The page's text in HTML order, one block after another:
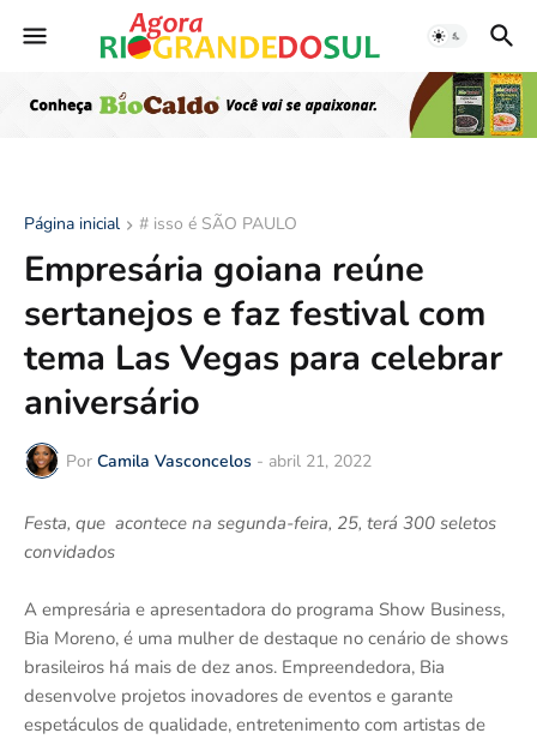
Página inicial # isso é SÃO PAULO
Empresária goiana reúne
sertanejos e faz festival com
tema Las Vegas para celebrar
aniversário
Por Camila Vasconcelos - abril 21, 2022
Festa, que acontece na segunda-feira, 25, terá 300 seletos
convidados
A empresária e apresentadora do programa Show Business,
Bia Moreno, é uma mulher de destaque no cenário de shows
brasileiros há mais de dez anos. Empreendedora, Bia
desenvolve projetos inovadores de eventos e garante
espetáculos de qualidade, entretenimento com artistas de